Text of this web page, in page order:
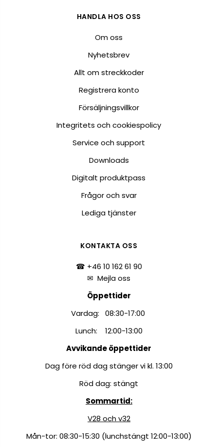
HANDLA HOS OSS
Om oss
Nyhetsbrev
Allt om streckkoder
Registrera konto
Försäljningsvillkor
Integritets och cookiespolicy
Service och support
Downloads
Digitalt produktpass
Frågor och svar
Lediga tjänster
KONTAKTA OSS
☎ +46 10 162 61 90
✉Mejla oss
Öppettider
Vardag: 08:30-17:00
Lunch: 12:00-13:00
Avvikande öppettider
Dag före röd dag stänger vi kl. 13:00
Röd dag: stängt
Sommartid:
V28 och v32
Mån-tor: 08:30-15:30 (lunchstängt 12:00-13:00)